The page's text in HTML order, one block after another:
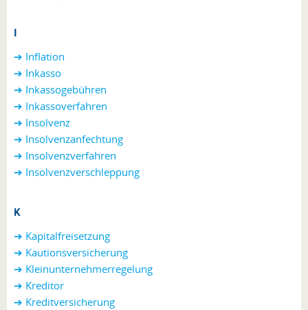
I
➔ Inflation
➔ Inkasso
➔ Inkassogebühren
➔ Inkassoverfahren
➔ Insolvenz
➔ Insolvenzanfechtung
➔ Insolvenzverfahren
➔ Insolvenzverschleppung
K
➔ Kapitalfreisetzung
➔ Kautionsversicherung
➔ Kleinunternehmerregelung
➔ Kreditor
➔ Kreditversicherung